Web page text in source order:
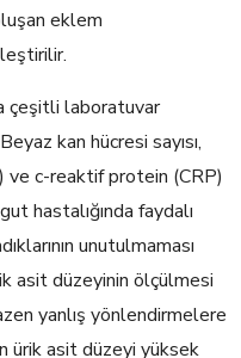
eklem
çeşitli laboratuvar
kan hücresi sayısı,
ve c-reaktif protein (CRP)
hastalığında faydalı
unutulmaması
asit düzeyinin ölçülmesi
yanlış yönlendirmelere
ürik asit düzeyi yüksek